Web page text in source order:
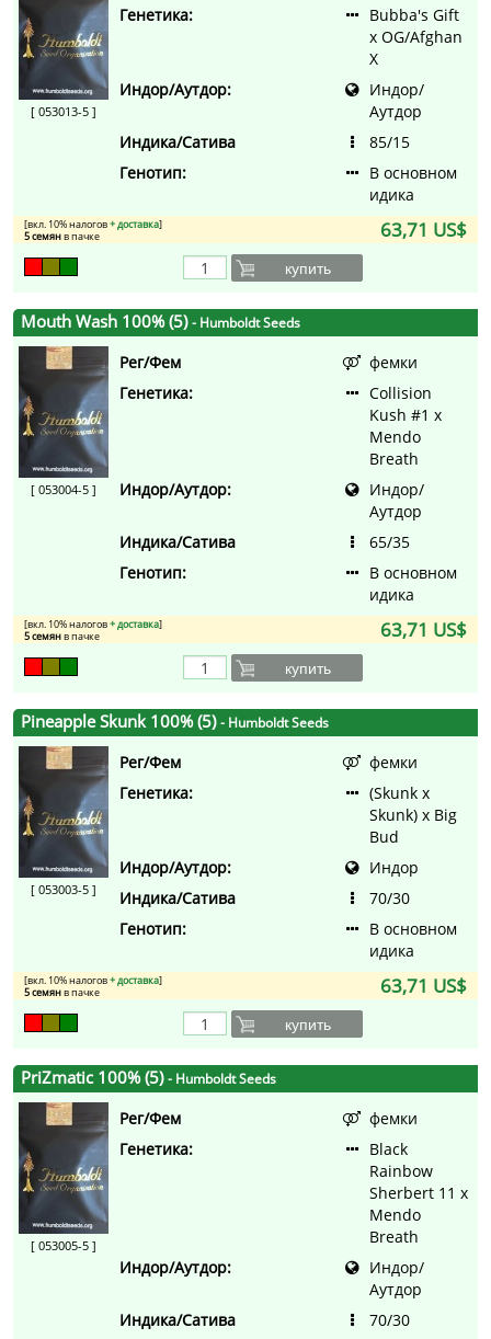
[ 053013-5 ]
Генетика:
Bubba's Gift
x OG/Afghan
X
Индор/Аутдор:
Индор/
Аутдор
Индика/Сатива
85/15
Генотип:
В основном
идика
63,71 US$
[вкл. 10% налогов+ доставка]
5 семянв пачке
купить
Mouth Wash 100% (5)- Humboldt Seeds
[ 053004-5 ]
Рег/Фем
фемки
Генетика:
Collision
Kush #1 x
Mendo
Breath
Индор/Аутдор:
Индор/
Аутдор
Индика/Сатива
65/35
Генотип:
В основном
идика
63,71 US$
[вкл. 10% налогов+ доставка]
5 семянв пачке
купить
Pineapple Skunk 100% (5)- Humboldt Seeds
[ 053003-5 ]
Рег/Фем
фемки
Генетика:
(Skunk x
Skunk) x Big
Bud
Индор/Аутдор:
Индор
Индика/Сатива
70/30
Генотип:
В основном
идика
63,71 US$
[вкл. 10% налогов+ доставка]
5 семянв пачке
купить
PriZmatic 100% (5)- Humboldt Seeds
[ 053005-5 ]
Рег/Фем
фемки
Генетика:
Black
Rainbow
Sherbert 11 x
Mendo
Breath
Индор/Аутдор:
Индор/
Аутдор
Индика/Сатива
70/30